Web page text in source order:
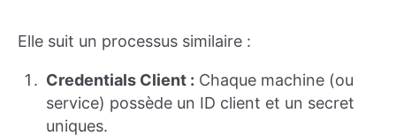
Elle suit un processus similaire :
Credentials Client : Chaque machine (ou
service) possède un ID client et un secret
uniques.